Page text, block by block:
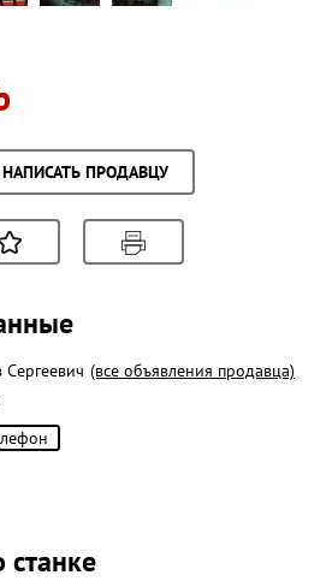
НАПИСАТЬ ПРОДАВЦУ
Сергеевич (все объявления продавца)